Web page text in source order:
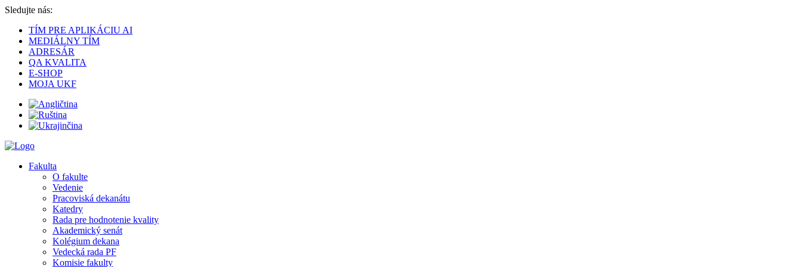
Sledujte nás:
TÍM PRE APLIKÁCIU AI
MEDIÁLNY TÍM
ADRESÁR
QA KVALITA
E-SHOP
MOJA UKF
Fakulta
O fakulte
Vedenie
Pracoviská dekanátu
Katedry
Rada pre hodnotenie kvality
Akademický senát
Kolégium dekana
Vedecká rada PF
Komisie fakulty